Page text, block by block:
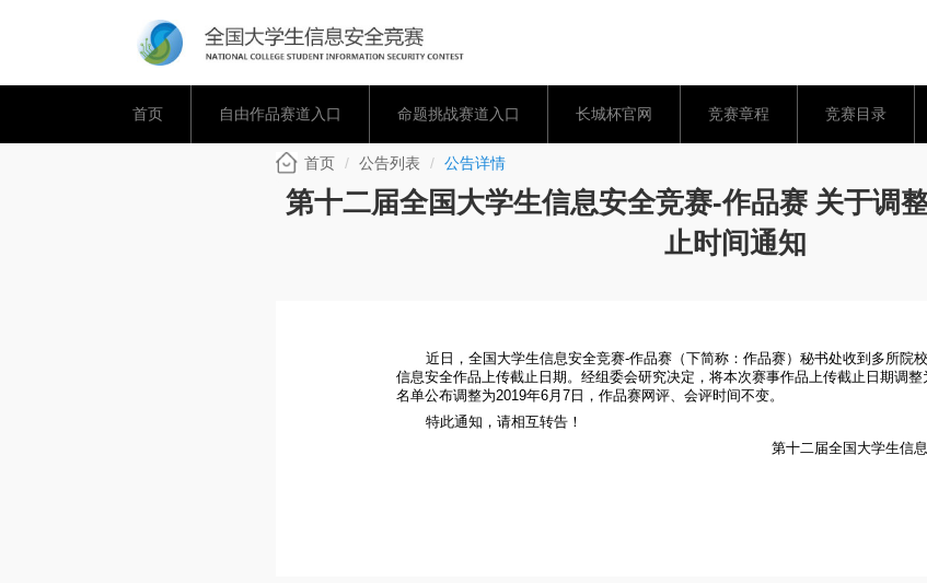
首页 自由作品赛道入口 命题挑战赛道入口 长城杯官网 竞赛章程 竞赛目录
首页 公告列表 公告详情
第十二届全国大学生信息安全竞赛-作品赛 关于调
止时间通知
近日，全国大学生信息安全竞赛-作品赛（下简称：作品赛）秘书处收到多所院
信息安全作品上传截止日期。经组委会研究决定，将本次赛事作品上传截止日期调整
名单公布调整为2019年6月 7日，作品赛网评、会评时间不变。
特此通知，请相互转告！
第十二届全国大学生信